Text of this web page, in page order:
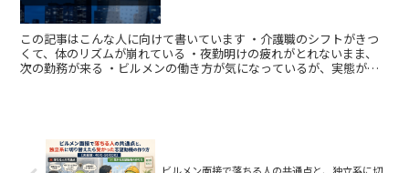
この記事はこんな人に向けて書いています ・介護職のシフトがきつ
くて、体のリズムが崩れている ・夜勤明けの疲れがとれないまま、
次の勤務が来る ・ビルメンの働き方が気になっているが、実態がよ
ビルメン面接で落ちる人の共通点と、独立系に切